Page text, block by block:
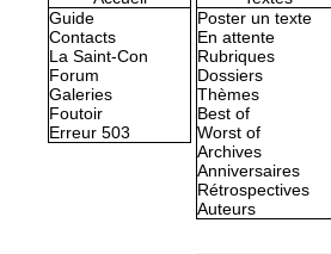
Guide
Contacts
La Saint-Con
Forum
Galeries
Foutoir
Erreur 503
Poster un texte
En attente
Rubriques
Dossiers
Thèmes
Best of
Worst of
Archives
Anniversaires
Rétrospectives
Auteurs